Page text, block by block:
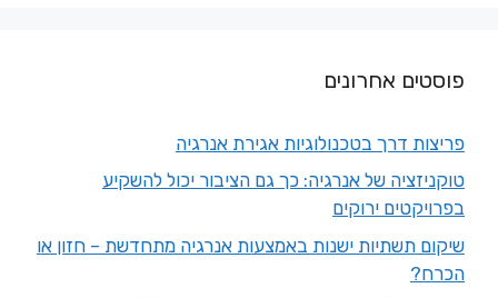
פוסטים אחרונים
פריצות דרך בטכנולוגיות אגירת אנרגיה
טוקניזציה של אנרגיה: כך גם הציבור יכול להשקיע
בפרויקטים ירוקים
שיקום תשתיות ישנות באמצעות אנרגיה מתחדשת – חזון או
הכרח?